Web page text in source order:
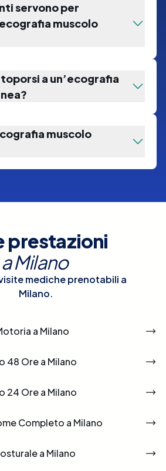
servono per
muscolo
a un’ecografia
muscolo
prestazioni
aMilano
mediche prenotabili a
Milano.
a Milano
48 Ore a Milano
24 Ore a Milano
Completo a Milano
a Milano